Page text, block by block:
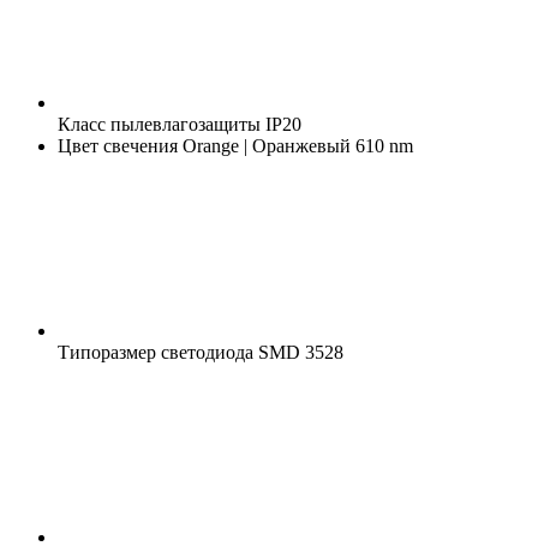
Класс пылевлагозащиты IP20
Цвет свечения Orange | Оранжевый 610 nm
Типоразмер светодиода SMD 3528